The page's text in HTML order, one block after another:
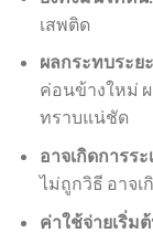
เสพติด
ผลกระทบระย
ค่อนข้างใหม่
ทราบแน่ชัด
อาจเกิดการร
ไม่ถูกวิธี อาจเ
ค่าใช้จ่ายเริ่ม